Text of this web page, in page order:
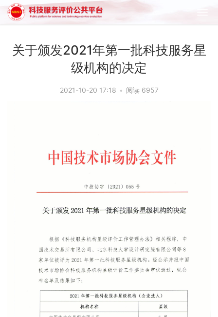
关于颁发2021年第一批科技服务星
级机构的决定
2021-10-20 17:18 • 阅读 6957